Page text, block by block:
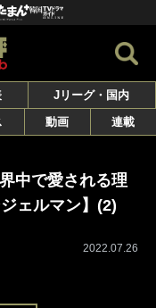
Jリーグ・国内
動画 連載
中で愛される理
ェルマン】(2)
2022.07.26